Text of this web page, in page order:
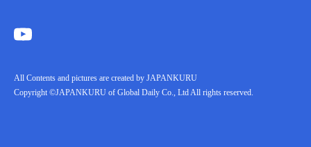
All Contents and pictures are created by JAPANKURU
Copyright ©JAPANKURU of Global Daily Co., Ltd All rights reserved.